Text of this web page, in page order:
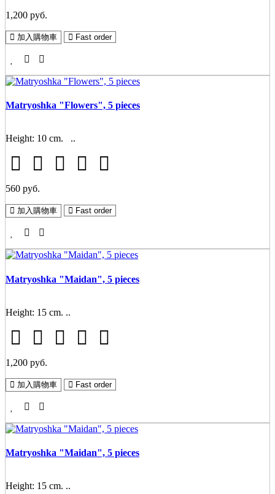
1,200 руб.
加入購物車 Fast order
Matryoshka "Flowers", 5 pieces
Height: 10 cm. ..
560 руб.
加入購物車 Fast order
Matryoshka "Maidan", 5 pieces
Height: 15 cm. ..
1,200 руб.
加入購物車 Fast order
Matryoshka "Maidan", 5 pieces
Height: 15 cm. ..